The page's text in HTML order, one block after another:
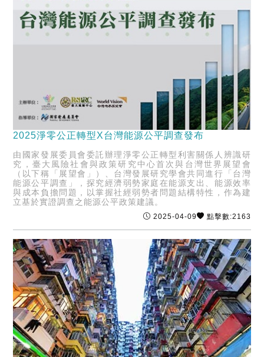
2025淨零公正轉型X台灣能源公平調查發布
由國家發展委員會委託辦理淨零公正轉型利害關係人辨識研
究，臺大風險社會與政策研究中心首次與台灣世界展望會
（以下稱「展望會」）、台灣發展研究學會共同進行「台灣
能源公平調查」，探究經濟弱勢家庭在能源支出、能源效率
與成本負擔問題，以掌握社經弱勢者問題結構特性，作為建
立基於實證調查之能源公平政策建議。
2025-04-09 點擊數:2163